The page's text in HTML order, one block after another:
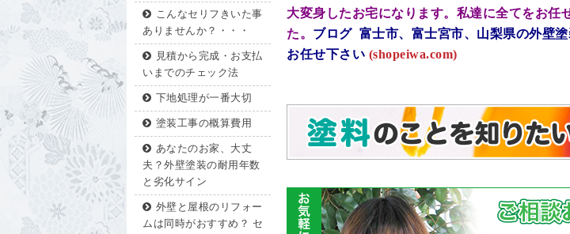
こんなセリフきいた事
ありませんか？・・・
見積から完成・お支払
いまでのチェック法
下地処理が一番大切
塗装工事の概算費用
あなたのお家、大丈
夫？外壁塗装の耐用年数
と劣化サイン
外壁と屋根のリフォー
ムは同時がおすすめ？ セ
大変身したお宅になります。私達に全てをお任
た。 ブログ 富士市、富士宮市、山梨県の外壁
お任せ下さい (shopeiwa.com)